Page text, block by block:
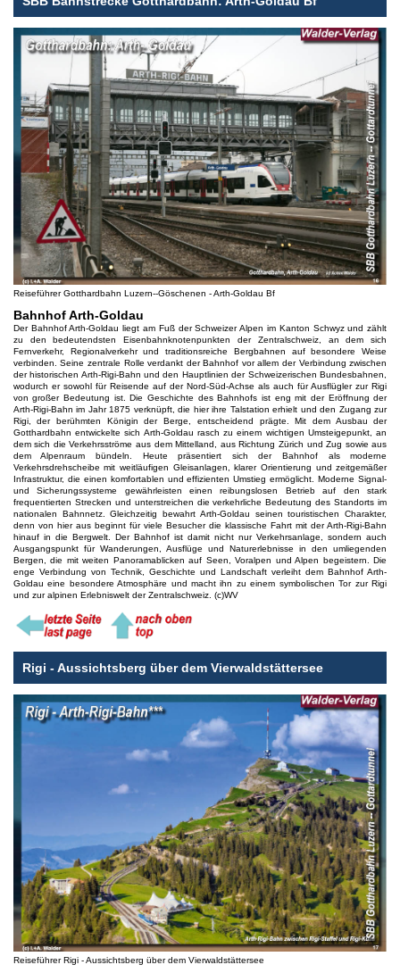
Reiseführer Gotthardbahn Luzern--Göschenen - Arth-Goldau Bf
Bahnhof Arth-Goldau
Der Bahnhof Arth-Goldau liegt am Fuß der Schweizer Alpen im Kanton Schwyz und zählt
zu den bedeutendsten Eisenbahnknotenpunkten der Zentralschweiz, an dem sich
Fernverkehr, Regionalverkehr und traditionsreiche Bergbahnen auf besondere Weise
verbinden. Seine zentrale Rolle verdankt der Bahnhof vor allem der Verbindung zwischen
der historischen Arth-Rigi-Bahn und den Hauptlinien der Schweizerischen Bundesbahnen,
wodurch er sowohl für Reisende auf der Nord-Süd-Achse als auch für Ausflügler zur Rigi
von großer Bedeutung ist. Die Geschichte des Bahnhofs ist eng mit der Eröffnung der
Arth-Rigi-Bahn im Jahr 1875 verknüpft, die hier ihre Talstation erhielt und den Zugang zur
Rigi, der berühmten Königin der Berge, entscheidend prägte. Mit dem Ausbau der
Gotthardbahn entwickelte sich Arth-Goldau rasch zu einem wichtigen Umsteigepunkt, an
dem sich die Verkehrsströme aus dem Mittelland, aus Richtung Zürich und Zug sowie aus
dem Alpenraum bündeln. Heute präsentiert sich der Bahnhof als moderne
Verkehrsdrehscheibe mit weitläufigen Gleisanlagen, klarer Orientierung und zeitgemäßer
Infrastruktur, die einen komfortablen und effizienten Umstieg ermöglicht. Moderne Signal-
und Sicherungssysteme gewährleisten einen reibungslosen Betrieb auf den stark
frequentierten Strecken und unterstreichen die verkehrliche Bedeutung des Standorts im
nationalen Bahnnetz. Gleichzeitig bewahrt Arth-Goldau seinen touristischen Charakter,
denn von hier aus beginnt für viele Besucher die klassische Fahrt mit der Arth-Rigi-Bahn
hinauf in die Bergwelt. Der Bahnhof ist damit nicht nur Verkehrsanlage, sondern auch
Ausgangspunkt für Wanderungen, Ausflüge und Naturerlebnisse in den umliegenden
Bergen, die mit weiten Panoramablicken auf Seen, Voralpen und Alpen begeistern. Die
enge Verbindung von Technik, Geschichte und Landschaft verleiht dem Bahnhof Arth-
Goldau eine besondere Atmosphäre und macht ihn zu einem symbolischen Tor zur Rigi
und zur alpinen Erlebniswelt der Zentralschweiz. (c)WV
Rigi - Aussichtsberg über dem Vierwaldstättersee
Reiseführer Rigi - Aussichtsberg über dem Vierwaldstättersee